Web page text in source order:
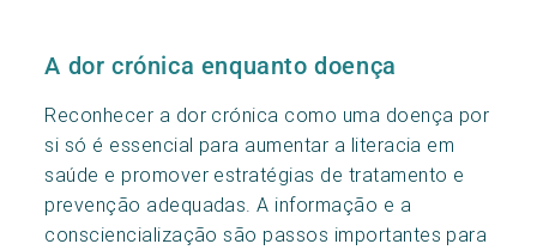
A dor crónica enquanto doença
Reconhecer a dor crónica como uma doença por
si só é essencial para aumentar a literacia em
saúde e promover estratégias de tratamento e
prevenção adequadas. A informação e a
consciencialização são passos importantes para